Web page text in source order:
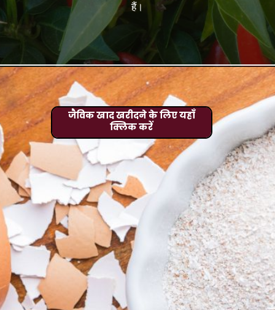
हैं।
जैविक खाद खरीदने के लिए यहाँ
क्लिक करें